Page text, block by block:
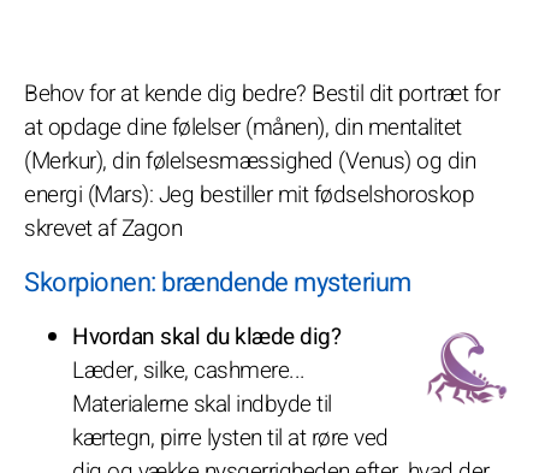
Behov for at kende dig bedre? Bestil dit portræt for
at opdage dine følelser (månen), din mentalitet
(Merkur), din følelsesmæssighed (Venus) og din
energi (Mars): Jeg bestiller mit fødselshoroskop
skrevet af Zagon
Skorpionen: brændende mysterium
Hvordan skal du klæde dig?
Læder, silke, cashmere...
Materialerne skal indbyde til
kærtegn, pirre lysten til at røre ved